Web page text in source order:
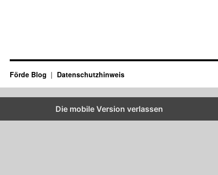
Förde Blog Datenschutzhinweis
Die mobile Version verlassen